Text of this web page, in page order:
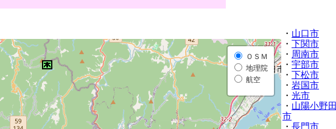
ＯＳＭ
地理院
航空
・ 山口市
・ 下関市
・ 周南市
・ 宇部市
・ 下松市
・ 岩国市
・ 光市
・ 山陽小野田
市
・ 長門市